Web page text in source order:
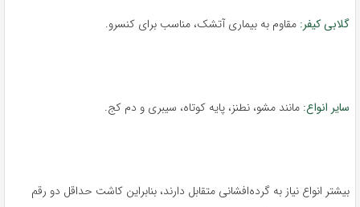
گلابی کیفر: مقاوم به بیماری آتشک، مناسب برای کنسرو.
سایر انواع: مانند مشو، نطنز، پایه کوتاه، سیبری و دم کج.
بیشتر انواع نیاز به گرده‌افشانی متقابل دارند، بنابراین کاشت حداقل دو رقم